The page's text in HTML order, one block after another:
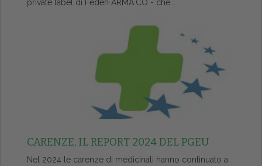
private label di FederFARMA.CO - che...
CARENZE, IL REPORT 2024 DEL PGEU
Nel 2024 le carenze di medicinali hanno continuato a